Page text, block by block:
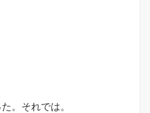
。それでは。